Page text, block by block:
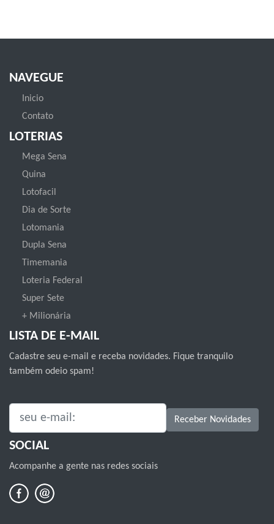
NAVEGUE
Inicio
Contato
LOTERIAS
Mega Sena
Quina
Lotofacil
Dia de Sorte
Lotomania
Dupla Sena
Timemania
Loteria Federal
Super Sete
+ Milionária
LISTA DE E-MAIL
Cadastre seu e-mail e receba novidades. Fique tranquilo
também odeio spam!
SEU E-MAIL: Receber Novidades
SOCIAL
Acompanhe a gente nas redes sociais